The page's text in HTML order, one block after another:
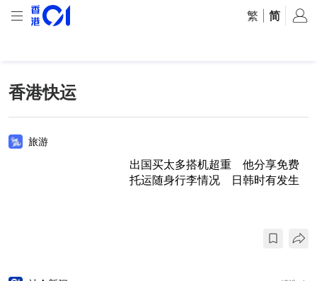
繁 简
香港快运
旅游
出国买太多搭机超重 他分享免费
托运随身行李情况 日韩时有发生